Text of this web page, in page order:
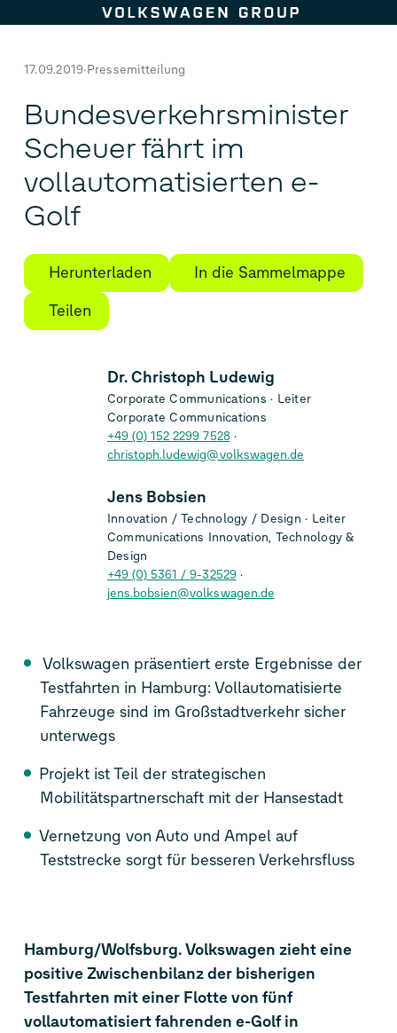
Zum Seiteninhalt springen
17.09.2019 Pressemitteilung
Bundesverkehrsminister
Scheuer fährt im
vollautomatisierten e-
Golf
Herunterladen
In die Sammelmappe
Teilen
Dr. Christoph Ludewig
Corporate Communications Leiter
Corporate Communications
+49 (0) 152 2299 7528
christoph.ludewig@volkswagen.de
Jens Bobsien
Innovation / Technology / Design Leiter
Communications Innovation, Technology &
Design
+49 (0) 5361 / 9-32529
jens.bobsien@volkswagen.de
Volkswagen präsentiert erste Ergebnisse der
Testfahrten in Hamburg: Vollautomatisierte
Fahrzeuge sind im Großstadtverkehr sicher
Projekt ist Teil der strategischen
Mobilitätspartnerschaft mit der Hansestadt
Vernetzung von Auto und Ampel auf
Teststrecke sorgt für besseren Verkehrsfluss
Hamburg/Wolfsburg. Volkswagen zieht eine
positive Zwischenbilanz der bisherigen
Testfahrten mit einer Flotte von fünf
vollautomatisiert fahrenden e-Golfin